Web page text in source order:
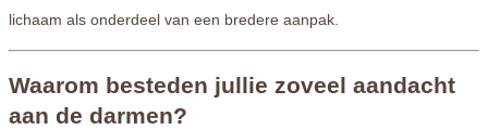
lichaam als onderdeel van een bredere aanpak.
Waarom besteden jullie zoveel aandacht
aan de darmen?